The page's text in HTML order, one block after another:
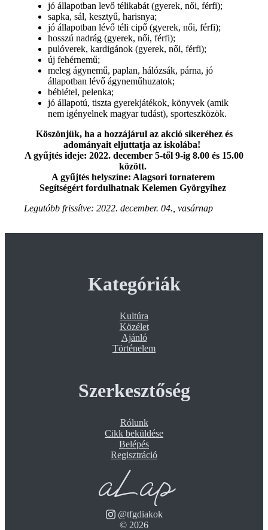
jó állapotban levő télikabát (gyerek, női, férfi);
sapka, sál, kesztyű, harisnya;
jó állapotban lévő téli cipő (gyerek, női, férfi);
hosszú nadrág (gyerek, női, férfi);
pulóverek, kardigánok (gyerek, női, férfi);
új fehérnemű;
meleg ágynemű, paplan, hálózsák, párna, jó
állapotban lévő ágyneműhuzatok;
bébiétel, pelenka;
jó állapotú, tiszta gyerekjátékok, könyvek (amik
nem igényelnek magyar tudást), sporteszközök.
Köszönjük, ha a hozzájárul az akció sikeréhez és
adományait eljuttatja az iskolába!
A gyűjtés ideje: 2022. december 5-től 9-ig 8.00 és 15.00
között.
A gyűjtés helyszíne: Alagsori tornaterem
Segítségért fordulhatnak Kelemen Györgyihez
Legutóbb frissítve: 2022. december. 04., vasárnap
aLap
@tfgdiakok
© 2026
Kategóriák
Kultúra
Közélet
Ajánló
Történelem
Szerkesztőség
Rólunk
Cikk beküldése
Belépés
Regisztráció